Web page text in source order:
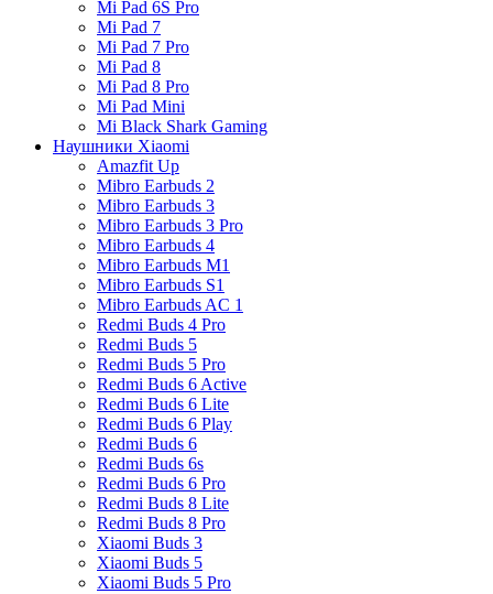
Mi Pad 6S Pro
Mi Pad 7
Mi Pad 7 Pro
Mi Pad 8
Mi Pad 8 Pro
Mi Pad Mini
Mi Black Shark Gaming
Наушники Xiaomi
Amazfit Up
Mibro Earbuds 2
Mibro Earbuds 3
Mibro Earbuds 3 Pro
Mibro Earbuds 4
Mibro Earbuds M1
Mibro Earbuds S1
Mibro Earbuds AC 1
Redmi Buds 4 Pro
Redmi Buds 5
Redmi Buds 5 Pro
Redmi Buds 6 Active
Redmi Buds 6 Lite
Redmi Buds 6 Play
Redmi Buds 6
Redmi Buds 6s
Redmi Buds 6 Pro
Redmi Buds 8 Lite
Redmi Buds 8 Pro
Xiaomi Buds 3
Xiaomi Buds 5
Xiaomi Buds 5 Pro